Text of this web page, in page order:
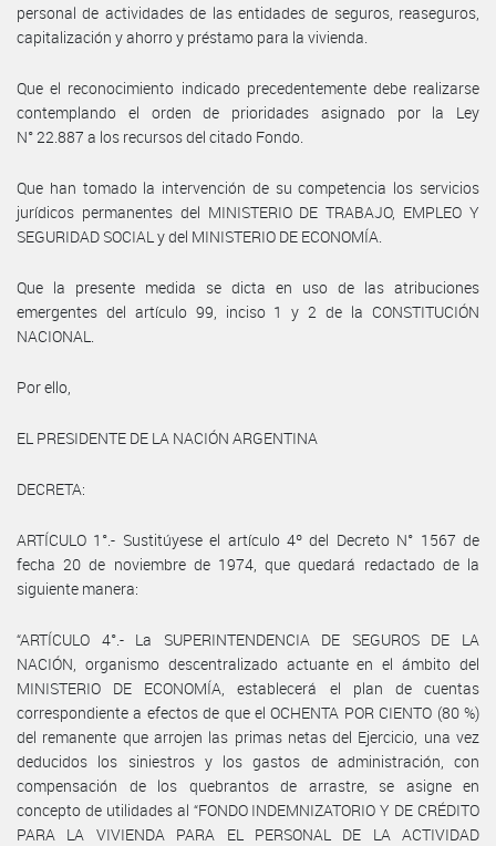
personal de actividades de las entidades de seguros, reaseguros,
capitalización y ahorro y préstamo para la vivienda.
Que el reconocimiento indicado precedentemente debe realizarse
contemplando el orden de prioridades asignado por la Ley
N° 22.887 a los recursos del citado Fondo.
Que han tomado la intervención de su competencia los servicios
jurídicos permanentes del MINISTERIO DE TRABAJO, EMPLEO Y
SEGURIDAD SOCIAL y del MINISTERIO DE ECONOMÍA.
Que la presente medida se dicta en uso de las atribuciones
emergentes del artículo 99, inciso 1 y 2 de la CONSTITUCIÓN
NACIONAL.
Por ello,
EL PRESIDENTE DE LA NACIÓN ARGENTINA
DECRETA:
ARTÍCULO 1°.- Sustitúyese el artículo 4º del Decreto N° 1567 de
fecha 20 de noviembre de 1974, que quedará redactado de la
siguiente manera:
“ARTÍCULO 4°.- La SUPERINTENDENCIA DE SEGUROS DE LA
NACIÓN, organismo descentralizado actuante en el ámbito del
MINISTERIO DE ECONOMÍA, establecerá el plan de cuentas
correspondiente a efectos de que el OCHENTA POR CIENTO (80 %)
del remanente que arrojen las primas netas del Ejercicio, una vez
deducidos los siniestros y los gastos de administración, con
compensación de los quebrantos de arrastre, se asigne en
concepto de utilidades al “FONDO INDEMNIZATORIO Y DE CRÉDITO
PARA LA VIVIENDA PARA EL PERSONAL DE LA ACTIVIDAD